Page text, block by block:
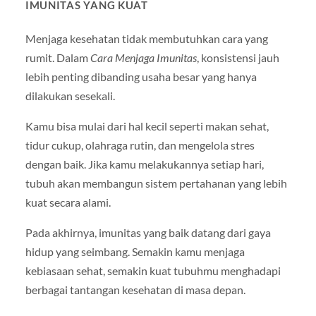
IMUNITAS YANG KUAT
Menjaga kesehatan tidak membutuhkan cara yang
rumit. DalamCara Menjaga Imunitas, konsistensi jauh
lebih penting dibanding usaha besar yang hanya
dilakukan sesekali.
Kamu bisa mulai dari hal kecil seperti makan sehat,
tidur cukup, olahraga rutin, dan mengelola stres
dengan baik. Jika kamu melakukannya setiap hari,
tubuh akan membangun sistem pertahanan yang lebih
kuat secara alami.
Pada akhirnya, imunitas yang baik datang dari gaya
hidup yang seimbang. Semakin kamu menjaga
kebiasaan sehat, semakin kuat tubuhmu menghadapi
berbagai tantangan kesehatan di masa depan.